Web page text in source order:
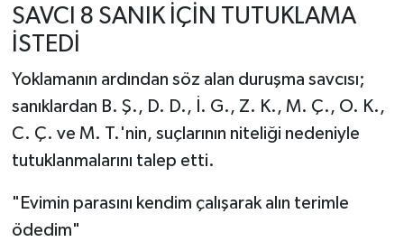
SAVCI 8 SANIK İÇİN TUTUKLAMA
İSTEDİ
Yoklamanın ardından söz alan duruşma savcısı;
sanıklardan B. Ş., D. D., İ. G., Z. K., M. Ç., O. K.,
C. Ç. ve M. T.'nin, suçlarının niteliği nedeniyle
tutuklanmalarını talep etti.
"Evimin parasını kendim çalışarak alın terimle
ödedim"